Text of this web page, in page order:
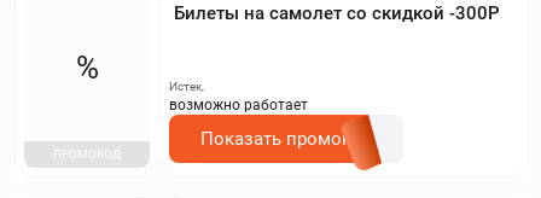
Билеты на самолет со скидкой -300Р
%
ПРОМОКОД
Истек,
возможно работает
Показать промокод